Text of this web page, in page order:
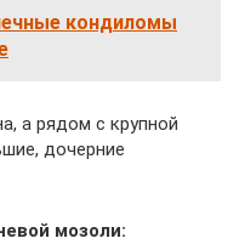
кондиломы
а рядом с крупной
дочерние
мозоли: